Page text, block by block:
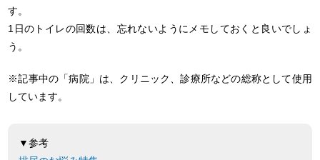
す。
1日のトイレの回数は、忘れないようにメモしておくと良いでしょ
う。
※記事中の「病院」は、クリニック、診療所などの総称として使用
しています。
▼参考